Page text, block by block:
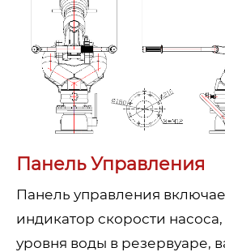
Панель Управления
Панель управления
индикатор скорости
уровня воды в резервуаре,